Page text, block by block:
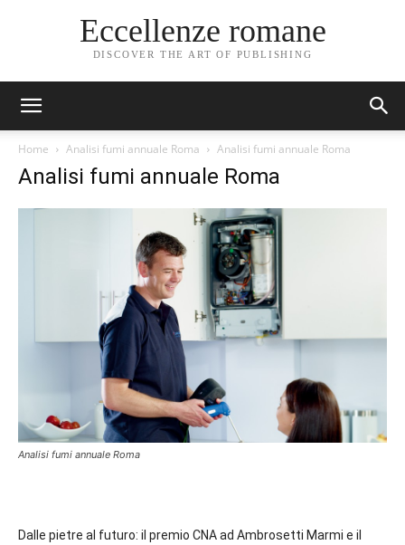
Eccellenze romane
DISCOVER THE ART OF PUBLISHING
Home Analisi fumi annuale Roma Analisi fumi annuale Roma
Analisi fumi annuale Roma
Analisi fumi annuale Roma
Dalle pietre al futuro: il premio CNA ad Ambrosetti Marmi e il